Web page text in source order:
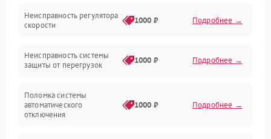
Привод
Неисправность регулятора
скорости
1000 ₽ Подробнее →
Неисправность системы
защиты от перегрузок
1000 ₽ Подробнее →
Поломка системы
автоматического
отключения
1000 ₽ Подробнее →